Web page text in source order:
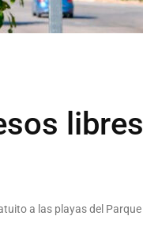
libres
a las playas del Parque